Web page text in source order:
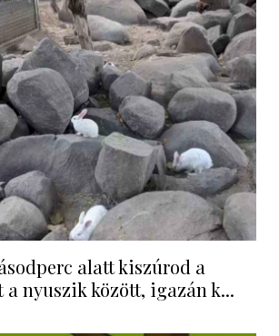
alatt kiszúrod a
a nyuszik között, igazán k...